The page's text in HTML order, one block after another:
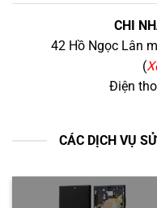
CHI
42 Hồ Ngọc Lân
(
Điện
CÁC DỊCH VỤ